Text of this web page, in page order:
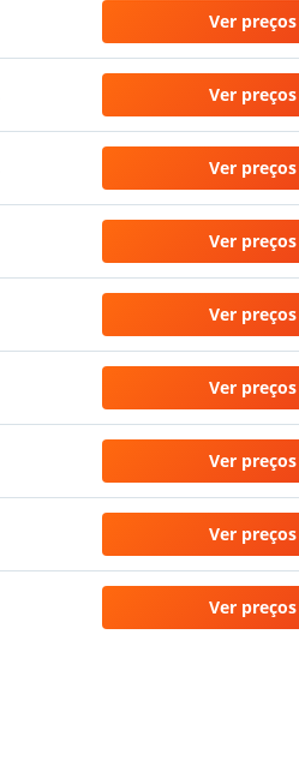
Ver preços
Ver preços
Ver preços
Ver preços
Ver preços
Ver preços
Ver preços
Ver preços
Ver preços